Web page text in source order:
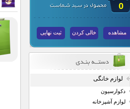
0
مشاهده خالی کردن ثبت نهایی
لوازم خانگی
دکوارسیون
لوازم آشپزخانه